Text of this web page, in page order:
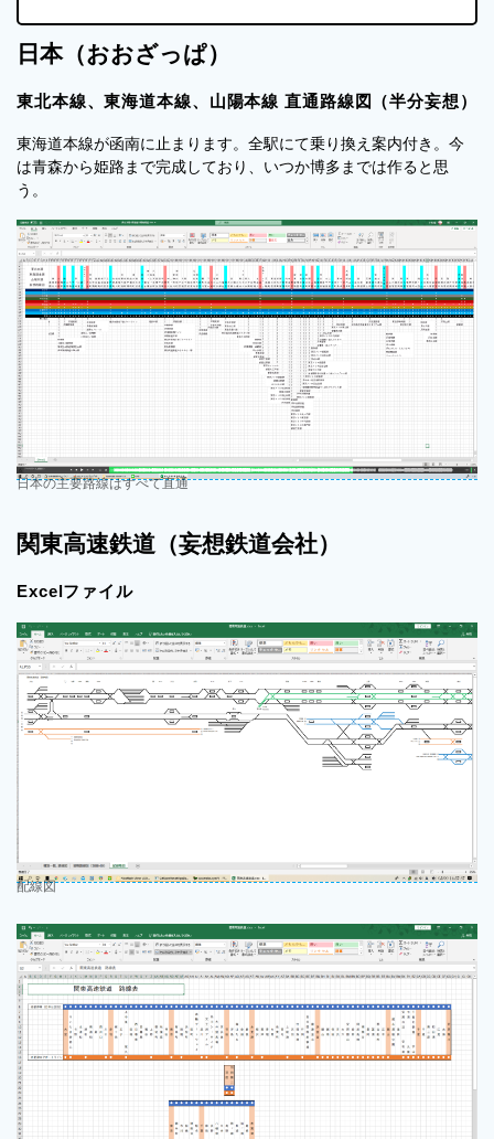
日本（おおざっぱ）
東北本線、東海道本線、山陽本線 直通路線図（半分妄想）
東海道本線が函南に止まります。全駅にて乗り換え案内付き。今
は青森から姫路まで完成しており、いつか博多までは作ると思
う。
日本の主要路線はすべて直通
関東高速鉄道（妄想鉄道会社）
Excelファイル
配線図